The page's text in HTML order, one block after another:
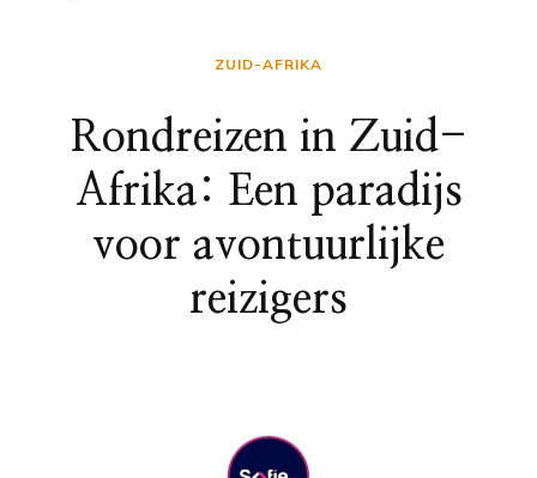
ZUID-AFRIKA
Rondreizen in Zuid-
Afrika: Een paradijs
voor avontuurlijke
reizigers